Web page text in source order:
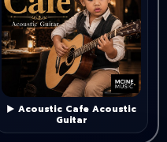
▶ Acoustic Cafe Acoustic
Guitar